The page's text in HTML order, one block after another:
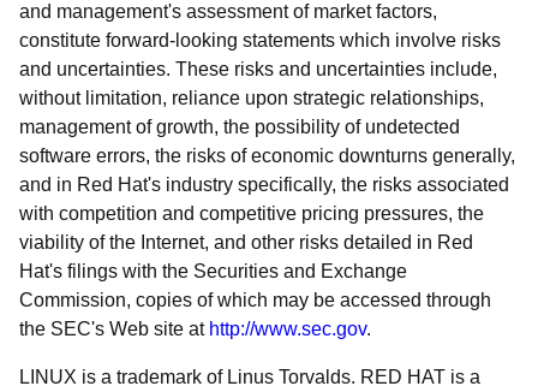
and management's assessment of market factors,
constitute forward-looking statements which involve risks
and uncertainties. These risks and uncertainties include,
without limitation, reliance upon strategic relationships,
management of growth, the possibility of undetected
software errors, the risks of economic downturns generally,
and in Red Hat's industry specifically, the risks associated
with competition and competitive pricing pressures, the
viability of the Internet, and other risks detailed in Red
Hat's filings with the Securities and Exchange
Commission, copies of which may be accessed through
the SEC's Web site at http://www.sec.gov.
LINUX is a trademark of Linus Torvalds. RED HAT is a